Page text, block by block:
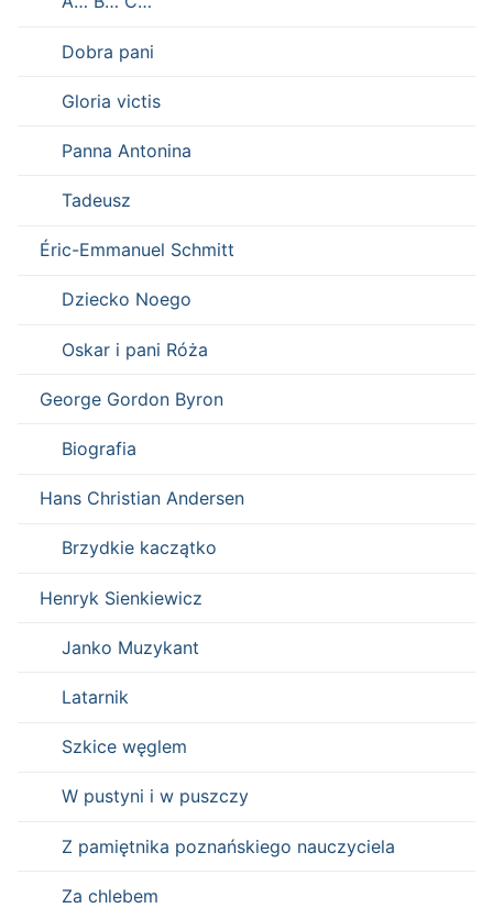
Dobra pani
Gloria victis
Panna Antonina
Tadeusz
Éric-Emmanuel Schmitt
Dziecko Noego
Oskar i pani Róża
George Gordon Byron
Biografia
Hans Christian Andersen
Brzydkie kaczątko
Henryk Sienkiewicz
Janko Muzykant
Latarnik
Szkice węglem
W pustyni i w puszczy
Z pamiętnika poznańskiego nauczyciela
Za chlebem